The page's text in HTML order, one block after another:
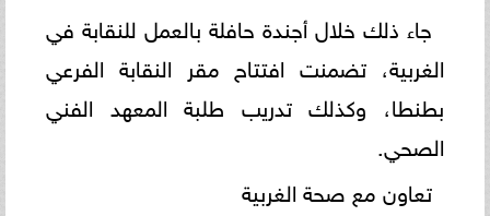
جاء ذلك خلال أجندة حافلة بالعمل للنقابة في
الغربية، تضمنت افتتاح مقر النقابة الفرعي
بطنطا، وكذلك تدريب طلبة المعهد الفني
الصحي.
تعاون مع صحة الغربية